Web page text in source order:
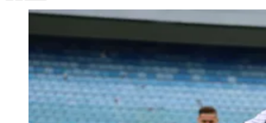
Paulistão, Brasileirão, Champions League e mais. Placar em tempo
real, classificação e notícias esportivas.
Acompanhar jogos
Newsletter Bom Dia Barueri
Resultados das Loterias
Esportes ao Vivo
Trânsito em Tempo Real
Clima e Previsão do Tempo
Vagas de Emprego
Portal Pet
Explore Barueri
Guia de Empresas
Publicidade Anuncie Aqui